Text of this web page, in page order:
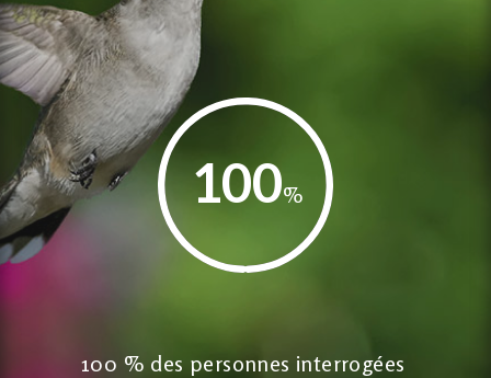
100%
100 % des personnes interrogées